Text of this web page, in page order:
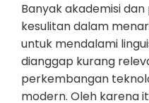
Banyak akademisi
kesulitan dalam
untuk mendalami
dianggap kurang
perkembangan
modern. Oleh karena